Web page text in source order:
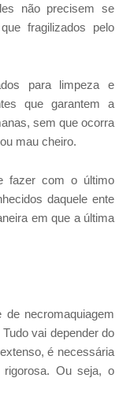
não precisem se
fragilizados pelo
para limpeza e
que garantem a
sem que ocorra
mau cheiro.
fazer com o último
daquele ente
em que a última
necromaquiagem
vai depender do
é necessária
rigorosa. Ou seja, o